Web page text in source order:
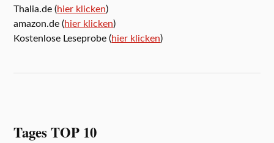
Thalia.de (hier klicken)
amazon.de (hier klicken)
Kostenlose Leseprobe (hier klicken)
Tages TOP 10